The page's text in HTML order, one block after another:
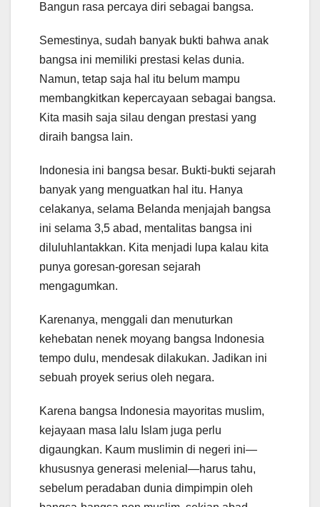
Bangun rasa percaya diri sebagai bangsa.
Semestinya, sudah banyak bukti bahwa anak
bangsa ini memiliki prestasi kelas dunia.
Namun, tetap saja hal itu belum mampu
membangkitkan kepercayaan sebagai bangsa.
Kita masih saja silau dengan prestasi yang
diraih bangsa lain.
Indonesia ini bangsa besar. Bukti-bukti sejarah
banyak yang menguatkan hal itu. Hanya
celakanya, selama Belanda menjajah bangsa
ini selama 3,5 abad, mentalitas bangsa ini
diluluhlantakkan. Kita menjadi lupa kalau kita
punya goresan-goresan sejarah
mengagumkan.
Karenanya, menggali dan menuturkan
kehebatan nenek moyang bangsa Indonesia
tempo dulu, mendesak dilakukan. Jadikan ini
sebuah proyek serius oleh negara.
Karena bangsa Indonesia mayoritas muslim,
kejayaan masa lalu Islam juga perlu
digaungkan. Kaum muslimin di negeri ini—
khususnya generasi melenial—harus tahu,
sebelum peradaban dunia dimpimpin oleh